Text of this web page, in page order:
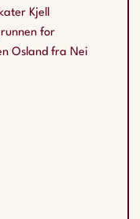
Kjell
for
Osland fra Nei